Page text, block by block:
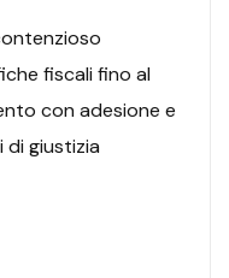
fiscali fino al
con adesione e
giustizia